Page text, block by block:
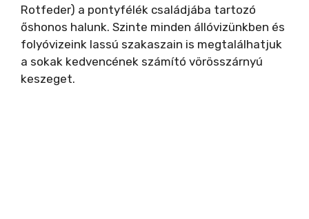
Rotfeder) a pontyfélék családjába tartozó
őshonos halunk. Szinte minden állóvizünkben és
folyóvizeink lassú szakaszain is megtalálhatjuk
a sokak kedvencének számító vörösszárnyú
keszeget.